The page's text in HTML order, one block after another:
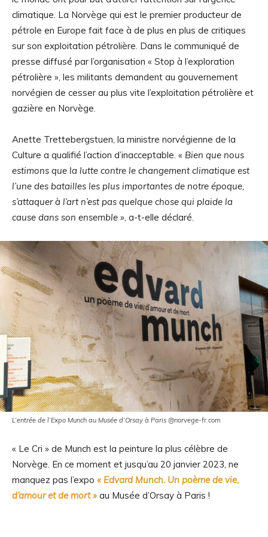
climatique. La Norvège qui est le premier producteur de
pétrole en Europe fait face à de plus en plus de critiques
sur son exploitation pétrolière. Dans le communiqué de
presse diffusé par l’organisation « Stop à l’exploration
pétrolière », les militants demandent au gouvernement
norvégien de cesser au plus vite l’exploitation pétrolière et
gazière en Norvège.
Anette Trettebergstuen, la ministre norvégienne de la
Culture a qualifié l’action d’inacceptable. « Bien que nous
estimons que la lutte contre le changement climatique est
l’une des batailles les plus importantes de notre époque,
s’attaquer à l’art n’est pas quelque chose qui plaide la
cause dans son ensemble » , a-t-elle déclaré.
L’entrée de l’Expo Munch au Musée d’Orsay à Paris @norvege-fr.com
« Le Cri » de Munch est la peinture la plus célèbre de
Norvège. En ce moment et jusqu’au 20 janvier 2023, ne
manquez pas l’expo « Edvard Munch. Un poème de vie,
d’amour et de mort » au Musée d’Orsay à Paris !